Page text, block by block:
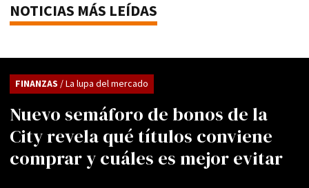
NOTICIAS MÁS LEÍDAS
Nuevo semáforo de bonos de la
City revela qué títulos conviene
comprar y cuáles es mejor evitar
FINANZAS / La lupa del mercado